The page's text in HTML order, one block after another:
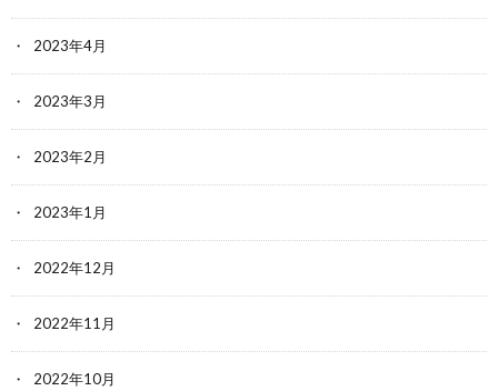
2023年4月
2023年3月
2023年2月
2023年1月
2022年12月
2022年11月
2022年10月